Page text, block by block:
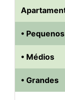
• Pequenos
• Médios
• Grandes